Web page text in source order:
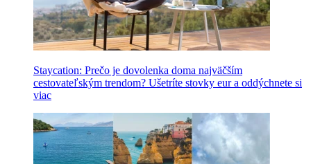
Staycation: Prečo je dovolenka doma najväčším
cestovateľským trendom? Ušetríte stovky eur a oddýchnete si
viac